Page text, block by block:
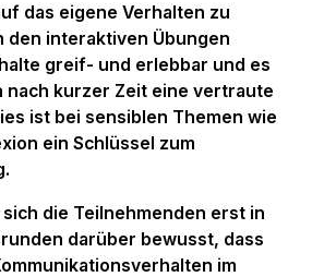
das eigene Verhalten zu
den interaktiven Übungen
greif- und erlebbar und es
nach kurzer Zeit eine vertraute
ist bei sensiblen Themen wie
ein Schlüssel zum
die Teilnehmenden erst in
darüber bewusst, dass
im